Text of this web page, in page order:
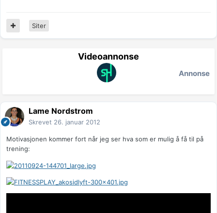
Siter
Videoannonse
Annonse
Lame Nordstrom
Skrevet 26. januar 2012
Motivasjonen kommer fort når jeg ser hva som er mulig å få til på
trening: